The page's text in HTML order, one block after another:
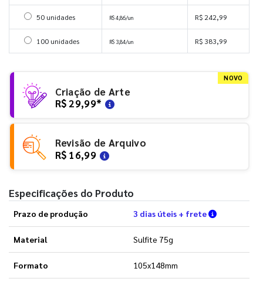
Selecionar 50 unidades
50 unidades R$ 4,86/un R$ 242,99
Selecionar 100 unidades
100 unidades R$ 3,84/un R$ 383,99
NOVO
Criação de Arte
R$ 29,99*
Revisão de Arquivo
R$ 16,99
Especificações do Produto
Prazo de produção 3 dias úteis + frete Verifique
Material Sulfite 75g
Formato 105x148mm